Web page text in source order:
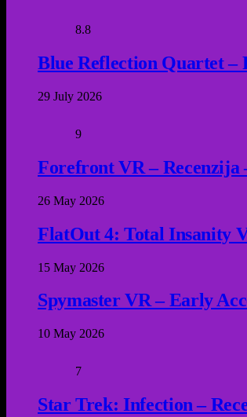
8.8
Blue Reflection Quartet –
29 July 2026
9
Forefront VR – Recenzija
26 May 2026
FlatOut 4: Total Insanity
15 May 2026
Spymaster VR – Early
10 May 2026
7
Star Trek: Infection –